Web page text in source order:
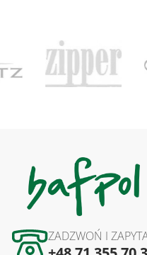
ZADZWOŃ I